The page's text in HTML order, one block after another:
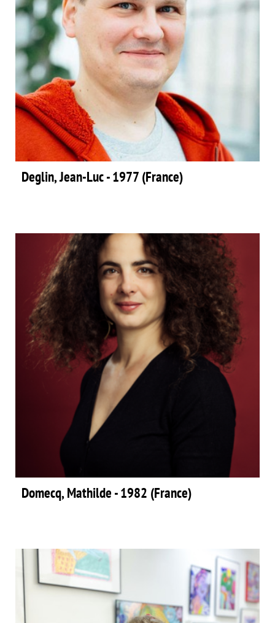
Deglin, Jean-Luc - 1977 (France)
Domecq, Mathilde - 1982 (France)